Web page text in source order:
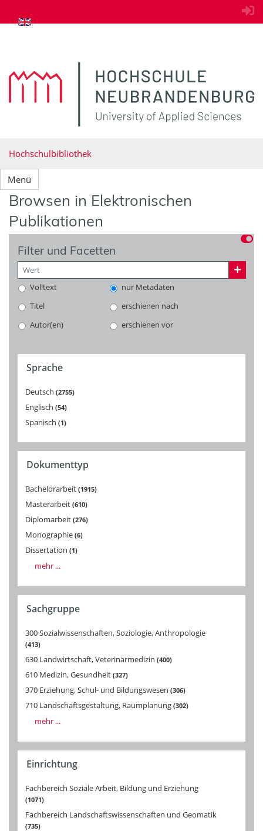
zum Inhalt springen
Hochschulbibliothek
Menü
Browsen in Elektronischen
Publikationen
Filter und Facetten
Volltext
nur Metadaten
Titel
erschienen nach
Autor(en)
erschienen vor
Sprache
Deutsch 2755
Englisch 54
Spanisch 1
Dokumenttyp
Bachelorarbeit 1915
Masterarbeit 610
Diplomarbeit 276
Monographie 6
Dissertation 1
mehr ...
Sachgruppe
300 Sozialwissenschaften, Soziologie, Anthropologie
413
630 Landwirtschaft, Veterinärmedizin 400
610 Medizin, Gesundheit 327
370 Erziehung, Schul- und Bildungswesen 306
710 Landschaftsgestaltung, Raumplanung 302
mehr ...
Einrichtung
Fachbereich Soziale Arbeit, Bildung und Erziehung
1071
Fachbereich Landschaftswissenschaften und Geomatik
735